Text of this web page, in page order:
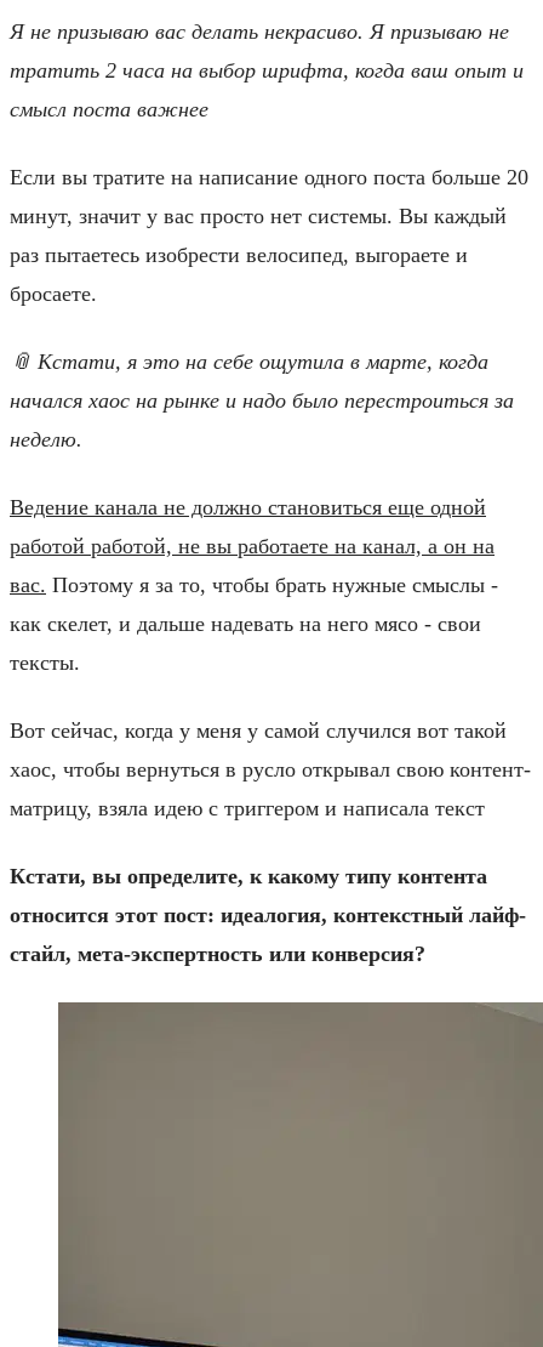
Я не призываю вас делать некрасиво. Я призываю не
тратить 2 часа на выбор шрифта, когда ваш опыт и
смысл поста важнее
Если вы тратите на написание одного поста больше 20
минут, значит у вас просто нет системы. Вы каждый
раз пытаетесь изобрести велосипед, выгораете и
бросаете.
📎 Кстати, я это на себе ощутила в марте, когда
начался хаос на рынке и надо было перестроиться за
неделю.
Ведение канала не должно становиться еще одной
работой работой, не вы работаете на канал, а он на
вас. Поэтому я за то, чтобы брать нужные смыслы -
как скелет, и дальше надевать на него мясо - свои
тексты.
Вот сейчас, когда у меня у самой случился вот такой
хаос, чтобы вернуться в русло открывал свою контент-
матрицу, взяла идею с триггером и написала текст
Кстати, вы определите, к какому типу контента
относится этот пост: идеалогия, контекстный лайф-
стайл, мета-экспертность или конверсия?